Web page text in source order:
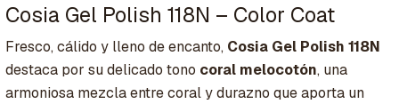
Cosia Gel Polish 118N – Color Coat
Fresco, cálido y lleno de encanto, Cosia Gel Polish 118N
destaca por su delicado tono coral melocotón, una
armoniosa mezcla entre coral y durazno que aporta un